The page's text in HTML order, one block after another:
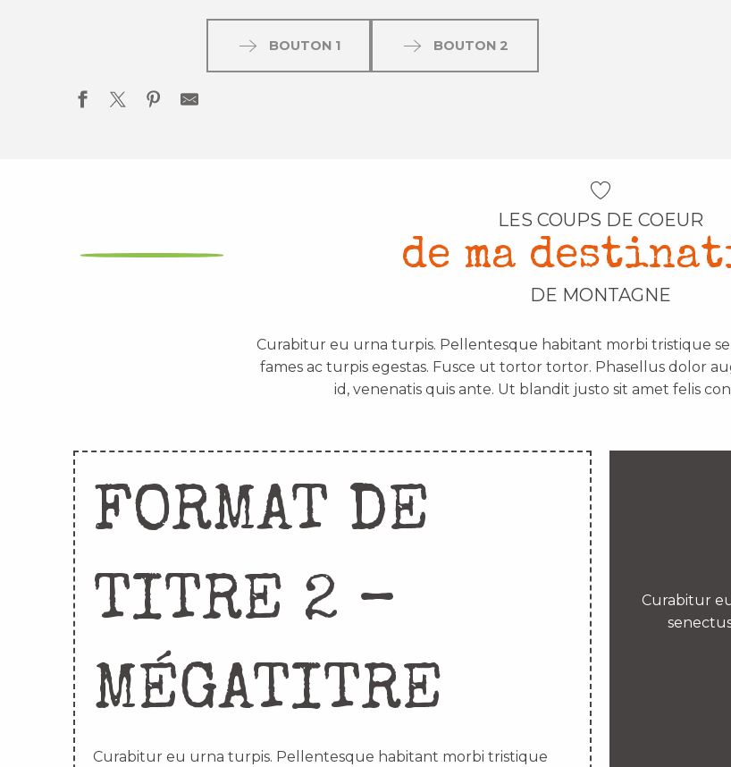
BOUTON 1 BOUTON 2
LES COUPS DE COEUR
de ma
DE MONTAGNE
Curabitur eu urna turpis. Pellentesque habitant morbi tristique
fames ac turpis egestas. Fusce ut tortor tortor. Phasellus dolor
id, venenatis quis ante. Ut blandit justo sit amet felis
FORMAT DE
TITRE 2 –
MÉGATITRE
Curabitur eu urna turpis. Pellentesque habitant morbi tristique
Curabitur